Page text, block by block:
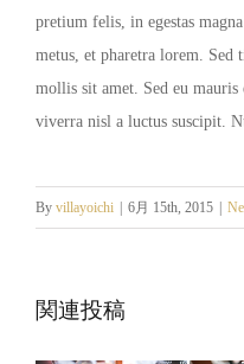
pretium felis, in egestas
metus, et pharetra lorem. Sed
mollis sit amet. Sed eu mauris
viverra nisl a luctus suscipit.
By villayoichi 6月 15th, 2015
関連投稿